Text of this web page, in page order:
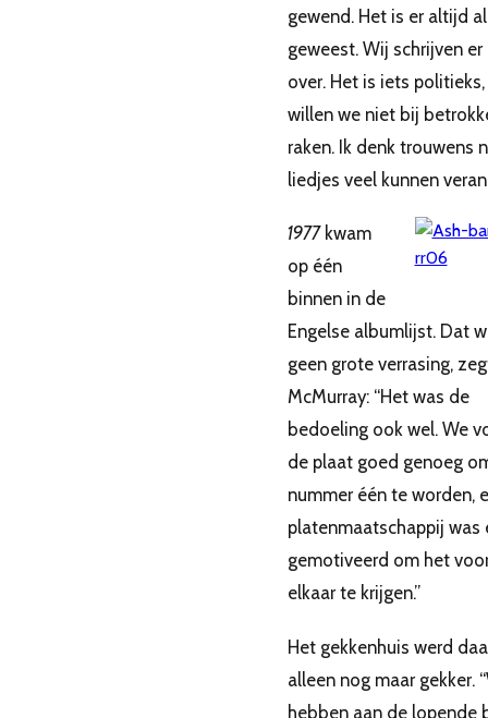
gewend. Het is er altijd al
geweest. Wij schrijven
over. Het is iets
willen we niet bij
raken. Ik denk trouwens
liedjes veel kunnen
1977kwam
op één
binnen in de
Engelse albumlijst. Dat
geen grote verrasing,
McMurray: “Het was de
bedoeling ook wel. We
de plaat goed genoeg
nummer één te worden,
platenmaatschappij was
gemotiveerd om het
elkaar te krijgen.”
Het gekkenhuis werd
alleen nog maar gekker.
hebben aan de lopende